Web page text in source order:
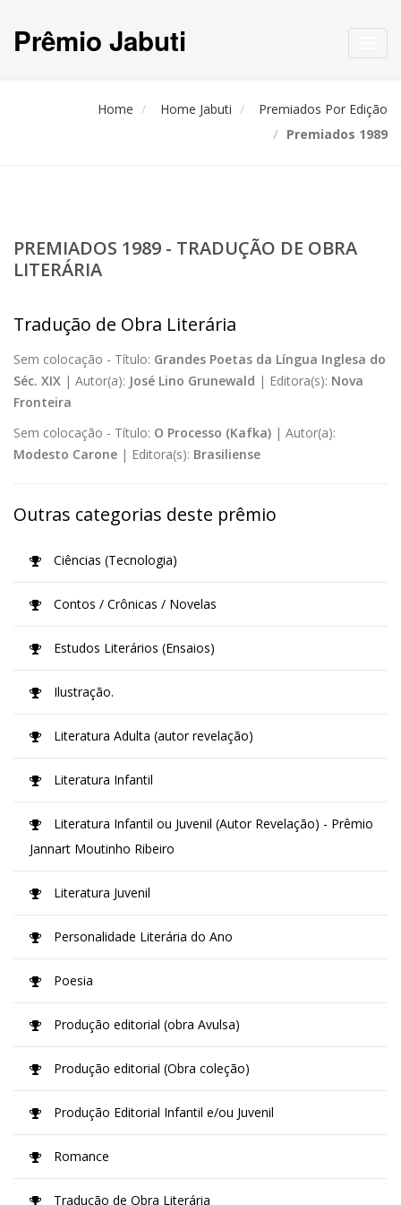
Prêmio Jabuti
Home Home Jabuti
Premiados Por Edição
Premiados 1989
PREMIADOS 1989 - TRADUÇÃO DE OBRA
LITERÁRIA
Tradução de Obra Literária
Sem colocação - Título: Grandes Poetas da Língua Inglesa do
Séc. XIX | Autor(a): José Lino Grunewald | Editora(s): Nova
Fronteira
Sem colocação - Título: O Processo (Kafka) | Autor(a):
Modesto Carone | Editora(s): Brasiliense
Outras categorias deste prêmio
Ciências (Tecnologia)
Contos / Crônicas / Novelas
Estudos Literários (Ensaios)
Ilustração.
Literatura Adulta (autor revelação)
Literatura Infantil
Literatura Infantil ou Juvenil (Autor Revelação) - Prêmio
Jannart Moutinho Ribeiro
Literatura Juvenil
Personalidade Literária do Ano
Poesia
Produção editorial (obra Avulsa)
Produção editorial (Obra coleção)
Produção Editorial Infantil e/ou Juvenil
Romance
Tradução de Obra Literária